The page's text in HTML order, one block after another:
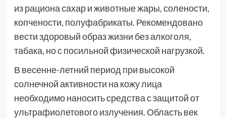
из рациона сахар и животные жары, солености,
копчености, полуфабрикаты. Рекомендовано
вести здоровый образ жизни без алкоголя,
табака, но с посильной физической нагрузкой.
В весенне-летний период при высокой
солнечной активности на кожу лица
необходимо наносить средства с защитой от
ультрафиолетового излучения. Область век